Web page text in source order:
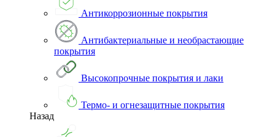
Антикоррозионные покрытия
Антибактериальные и необрастающие
покрытия
Высокопрочные покрытия и лаки
Термо- и огнезащитные покрытия
Назад